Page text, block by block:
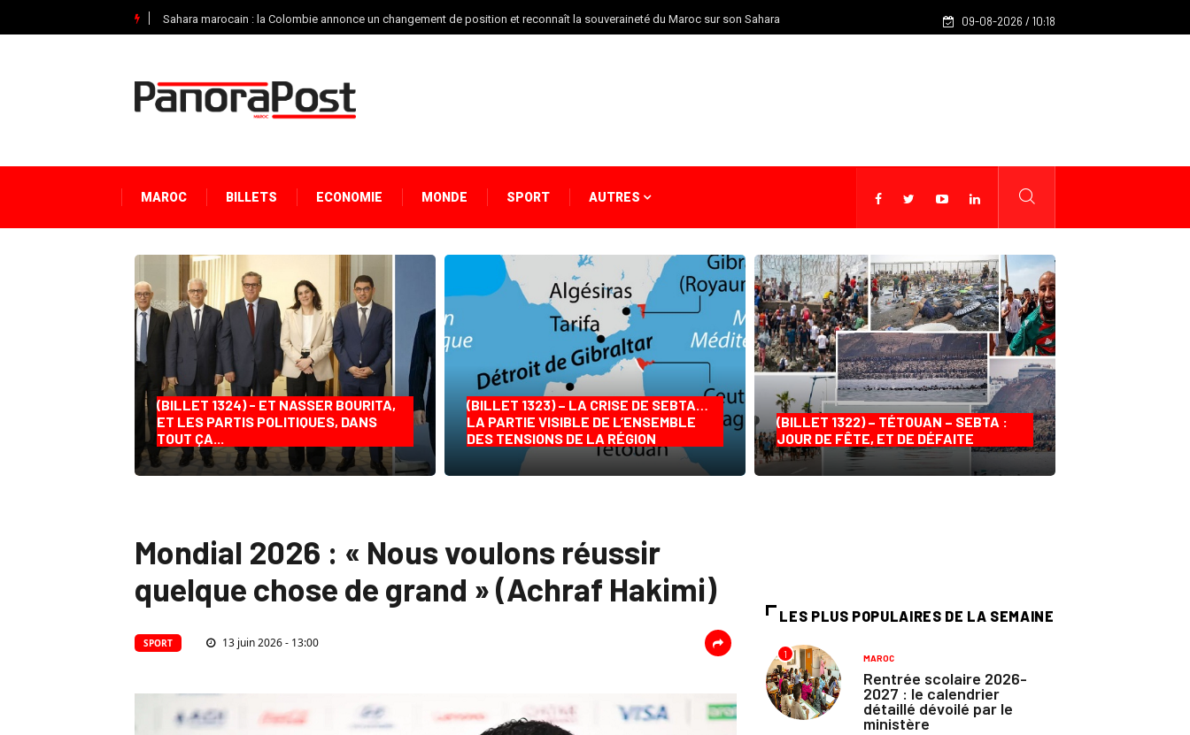
Sahara marocain : la Colombie annonce un changement de position et reconnaît la souveraineté du Maroc sur son Sahara Rentrée scolaire 2026-2027 : le calendrier détaillé dévoilé par
09-08-2026 / 10:18
MAROC BILLETS ECONOMIE MONDE SPORT AUTRES
(BILLET 1324) - ET NASSER BOURITA,
ET LES PARTIS POLITIQUES, DANS
TOUT ÇA...
(BILLET 1323) – LA CRISE DE SEBTA…
LA PARTIE VISIBLE DE L’ENSEMBLE
DES TENSIONS DE LA RÉGION
(BILLET 1322) – TÉTOUAN – SEBTA :
JOUR DE FÊTE, ET DE DÉFAITE
Mondial 2026 : « Nous voulons réussir
quelque chose de grand » (Achraf Hakimi)
SPORT 13 juin 2026 - 13:00
LES PLUS POPULAIRES DE LA SEMAINE
1 MAROC
Rentrée scolaire 2026-
2027 : le calendrier
détaillé dévoilé par le
ministère